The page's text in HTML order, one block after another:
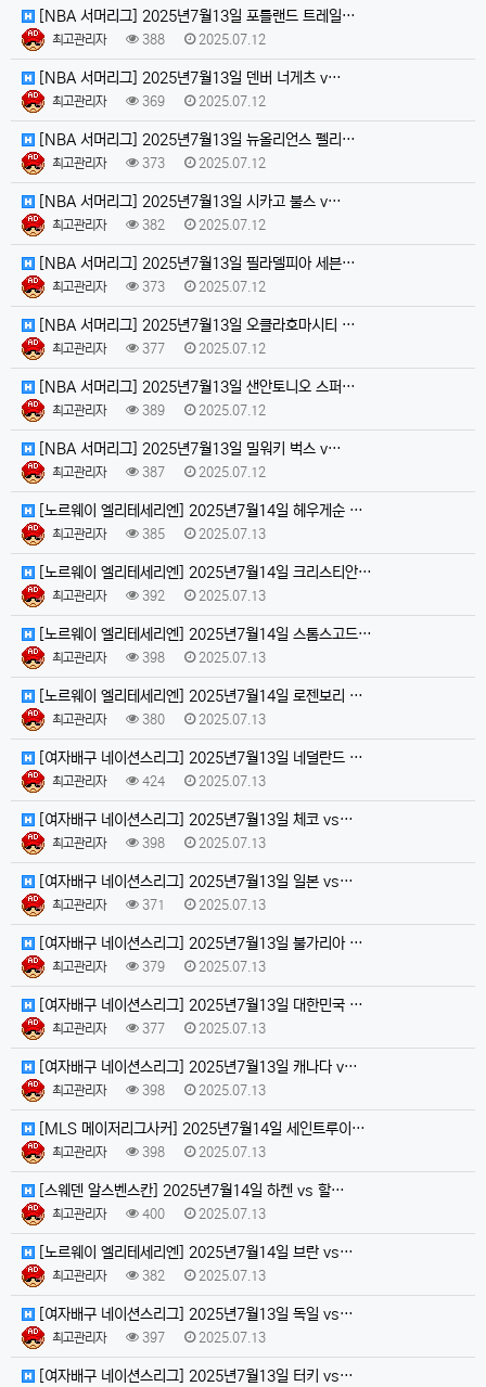
[NBA 서머리그] 2025년7월13일 포틀랜드 트레일…
최고관리자 388 2025.07.12
[NBA 서머리그] 2025년7월13일 덴버 너게츠 v…
최고관리자 369 2025.07.12
[NBA 서머리그] 2025년7월13일 뉴올리언스 펠리…
최고관리자 373 2025.07.12
[NBA 서머리그] 2025년7월13일 시카고 불스 v…
최고관리자 382 2025.07.12
[NBA 서머리그] 2025년7월13일 필라델피아 세븐…
최고관리자 373 2025.07.12
[NBA 서머리그] 2025년7월13일 오클라호마시티 …
최고관리자 377 2025.07.12
[NBA 서머리그] 2025년7월13일 샌안토니오 스퍼…
최고관리자 389 2025.07.12
[NBA 서머리그] 2025년7월13일 밀워키 벅스 v…
최고관리자 387 2025.07.12
[노르웨이 엘리테세리엔] 2025년7월14일 헤우게순 …
최고관리자 385 2025.07.13
[노르웨이 엘리테세리엔] 2025년7월14일 크리스티안…
최고관리자 392 2025.07.13
[노르웨이 엘리테세리엔] 2025년7월14일 스톰스고드…
최고관리자 398 2025.07.13
[노르웨이 엘리테세리엔] 2025년7월14일 로젠보리 …
최고관리자 380 2025.07.13
[여자배구 네이션스리그] 2025년7월13일 네덜란드 …
최고관리자 424 2025.07.13
[여자배구 네이션스리그] 2025년7월13일 체코 vs…
최고관리자 398 2025.07.13
[여자배구 네이션스리그] 2025년7월13일 일본 vs…
최고관리자 371 2025.07.13
[여자배구 네이션스리그] 2025년7월13일 불가리아 …
최고관리자 379 2025.07.13
[여자배구 네이션스리그] 2025년7월13일 대한민국 …
최고관리자 377 2025.07.13
[여자배구 네이션스리그] 2025년7월13일 캐나다 v…
최고관리자 398 2025.07.13
[MLS 메이저리그사커] 2025년7월14일 세인트루이…
최고관리자 398 2025.07.13
[스웨덴 알스벤스칸] 2025년7월14일 하켄 vs 할…
최고관리자 400 2025.07.13
[노르웨이 엘리테세리엔] 2025년7월14일 브란 vs…
최고관리자 382 2025.07.13
[여자배구 네이션스리그] 2025년7월13일 독일 vs…
최고관리자 397 2025.07.13
[여자배구 네이션스리그] 2025년7월13일 터키 vs…